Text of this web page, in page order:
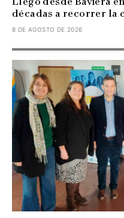
décadas a recorrer la
8 DE AGOSTO DE 2026